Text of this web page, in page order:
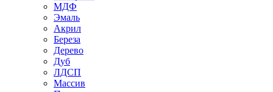
МДФ
Эмаль
Акрил
Береза
Дерево
Дуб
ЛДСП
Массив